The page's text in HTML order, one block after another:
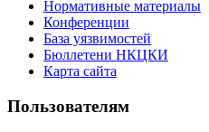
Нормативные материалы
Конференции
База уязвимостей
Бюллетени НКЦКИ
Карта сайта
Пользователям